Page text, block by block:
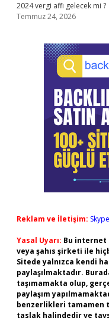
2024 vergi affı gelecek mi ?
Temmuz 24, 2026
Reklam ve İletişim:
Yasal Uyarı: Bu internet
veya şahıs şirketi ile
Sitede yalnızca kendi
paylaşılmaktadır.
taşımamakta olup,
paylaşım
benzerlikleri tamamen
taslak halindedir ve